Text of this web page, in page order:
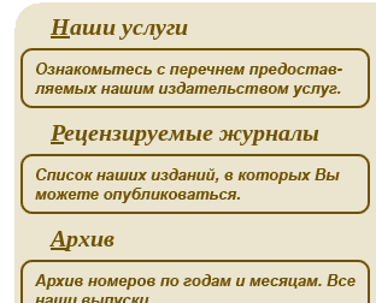
Наши услуги
Рецензируемые журналы
Архив